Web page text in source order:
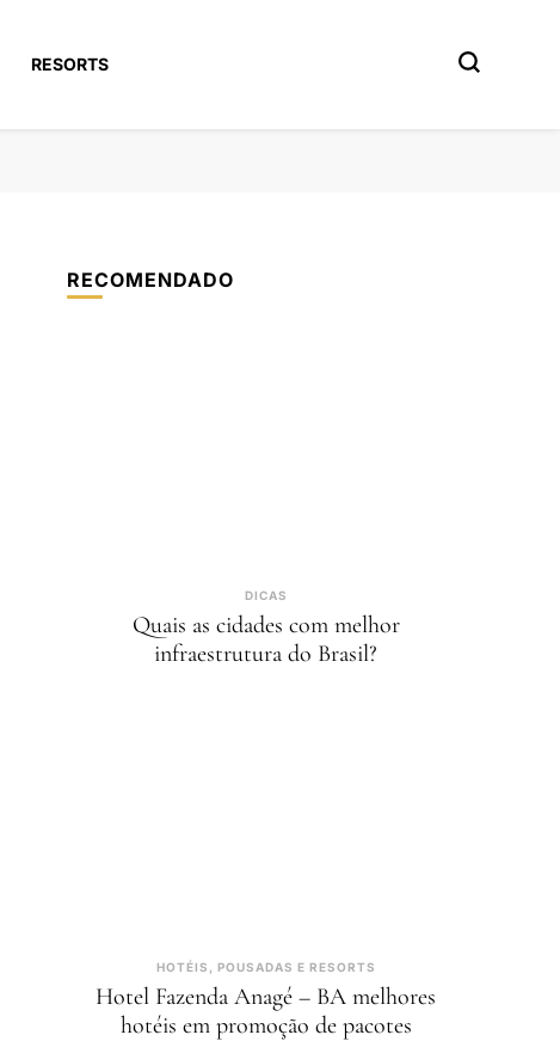
RESORTS
RECOMENDADO
DICAS
Quais as cidades com melhor
infraestrutura do Brasil?
HOTÉIS, POUSADAS E RESORTS
Hotel Fazenda Anagé – BA melhores
hotéis em promoção de pacotes